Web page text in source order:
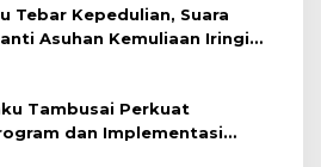
Tebar Kepedulian, Suara
Asuhan Kemuliaan Iringi
Tambusai Perkuat
dan Implementasi